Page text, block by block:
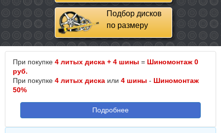
Подбор дисков
по размеру
При покупке 4 литых диска + 4 шины = Шиномонтаж 0
руб.
При покупке 4 литых диска или 4 шины - Шиномонтаж
50%
Подробнее